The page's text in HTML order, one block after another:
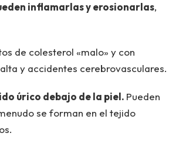
inflamarlas y erosionarlas,
de colesterol «malo» y con
y accidentes cerebrovasculares.
úrico debajo de la piel. Pueden
se forman en el tejido